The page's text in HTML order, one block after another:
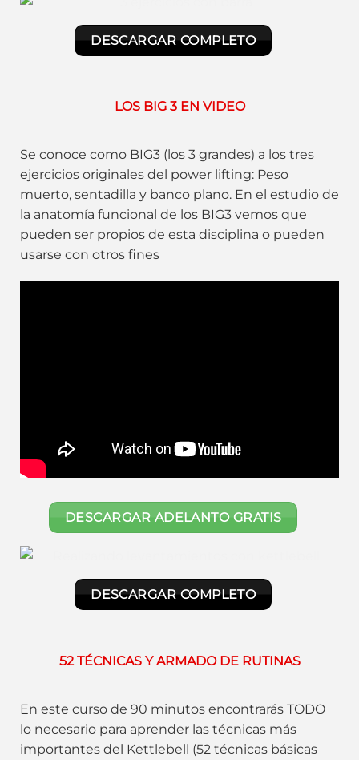
DESCARGAR COMPLETO
LOS BIG 3 EN VIDEO
Se conoce como BIG3 (los 3 grandes) a los tres
ejercicios originales del power lifting: Peso
muerto, sentadilla y banco plano. En el estudio de
la anatomía funcional de los BIG3 vemos que
pueden ser propios de esta disciplina o pueden
usarse con otros fines
DESCARGAR ADELANTO GRATIS
DESCARGAR COMPLETO
52 TÉCNICAS Y ARMADO DE RUTINAS
En este curso de 90 minutos encontrarás TODO
lo necesario para aprender las técnicas más
importantes del Kettlebell (52 técnicas básicas